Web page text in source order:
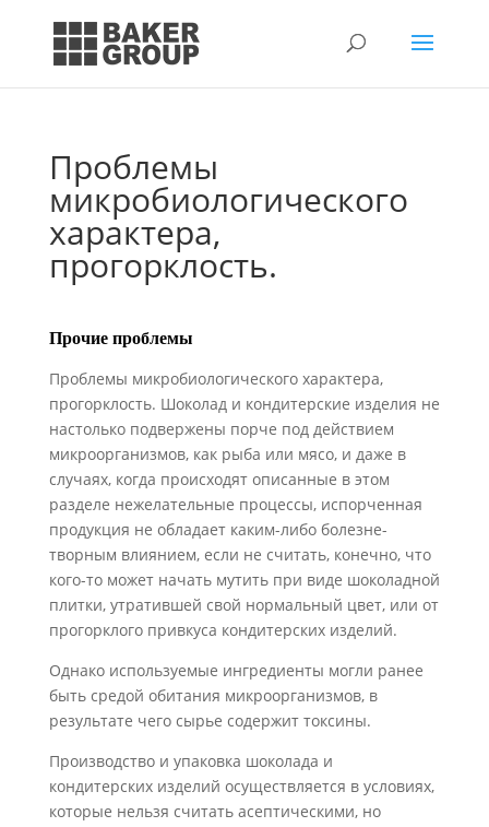
Проблемы
микробиологического
характера,
прогорклость.
Прочие проблемы
Проблемы микробиологического характера,
прогорклость. Шоколад и конди­терские изделия не
настолько подвержены порче под действием
микроорганизмов, как рыба или мясо, и даже в
случаях, когда происходят описанные в этом
разделе не­желательные процессы, испорченная
продукция не обладает каким-либо болезне­
творным влиянием, если не считать, конечно, что
кого-то может начать мутить при виде шоколадной
плитки, утратившей свой нормальный цвет, или от
прогорклого привкуса кондитерских изделий.
Однако используемые ингредиенты могли ранее
быть средой обитания микро­организмов, в
результате чего сырье содержит токсины.
Производство и упаковка шоколада и
кондитерских изделий осуществляется в условиях,
которые нельзя считать асептическими, но